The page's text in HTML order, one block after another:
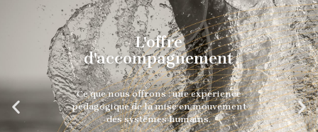
Mettre en mouvement
mon organisation, mon
équipe
P
r
S
u